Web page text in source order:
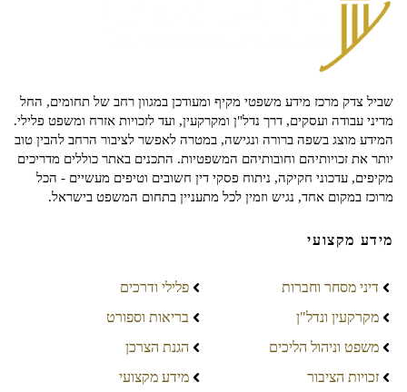
שביל צדק מרכז מידע משפטי מקיף ומעודכן במגוון רחב של תחומים, החל
מדיני עבודה ועסקים, דרך נדל"ן ומקרקעין, ועד לזכויות אזרח ומשפט פלילי.
המידע מוצג בשפה ברורה ונגישה, במטרה לאפשר לציבור הרחב להבין טוב
יותר את זכויותיהם וחובותיהם המשפטיות. התכנים באתר כוללים מדריכים
מקיפים, עדכוני חקיקה, ניתוח פסקי דין חשובים וטיפים מעשיים - הכל
מרוכז במקום אחד, נגיש וזמין לכל מתעניין בתחום המשפט בישראל.
מידע מקצועי
דיני מסחר וחברות
מקרקעין ונדל"ן
משפט וניהול הליכים
זכויות הציבור
פלילי ודרכים
בריאות וספורט
הגנת הצרכן
מידע מקצועי